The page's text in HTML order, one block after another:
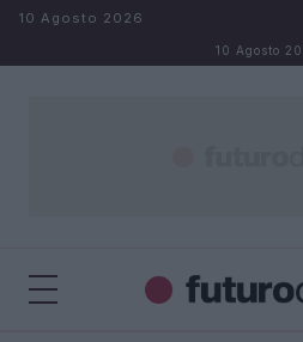
Salta al contenuto
10 Agosto 2026
10 Agosto